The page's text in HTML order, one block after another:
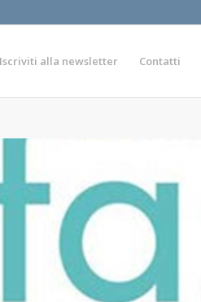
Iscriviti alla newsletter Contatti